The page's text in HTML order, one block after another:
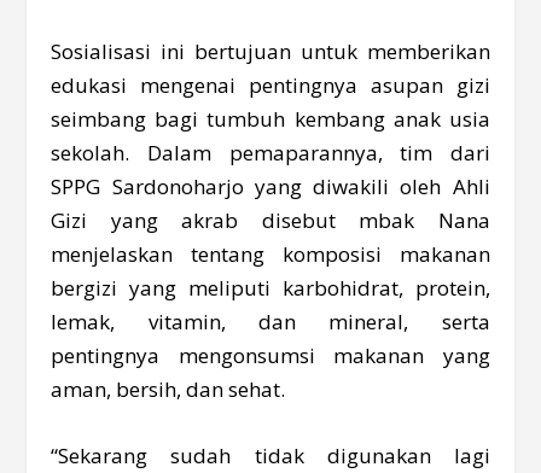
Sosialisasi ini bertujuan untuk memberikan
edukasi mengenai pentingnya asupan gizi
seimbang bagi tumbuh kembang anak usia
sekolah. Dalam pemaparannya, tim dari
SPPG Sardonoharjo yang diwakili oleh Ahli
Gizi yang akrab disebut mbak Nana
menjelaskan tentang komposisi makanan
bergizi yang meliputi karbohidrat, protein,
lemak, vitamin, dan mineral, serta
pentingnya mengonsumsi makanan yang
aman, bersih, dan sehat.
“Sekarang sudah tidak digunakan lagi